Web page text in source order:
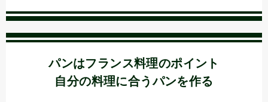
パンはフランス料理のポイント
自分の料理に合うパンを作る